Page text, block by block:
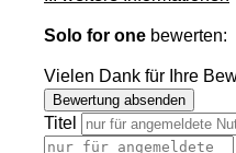
Solo for one bewerten:
Vielen Dank für Ihre
Bewertung absenden
Titel